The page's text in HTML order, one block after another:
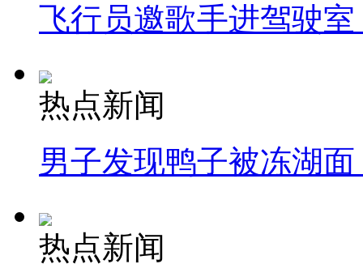
飞行员邀歌手进驾驶
热点新闻
男子发现鸭子被冻湖
热点新闻